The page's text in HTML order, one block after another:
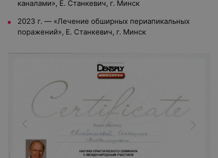
каналами», Е. Станкевич, г. Минск
2023 г. — «Лечение обширных периапикальных
поражений», Е. Станкевич, г. Минск